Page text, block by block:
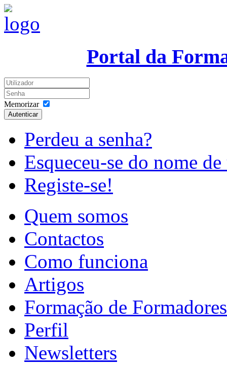
Portal da
Memorizar
Autenticar
Perdeu a senha?
Esqueceu-se do nome
Registe-se!
Quem somos
Contactos
Como funciona
Artigos
Formação de Formadores
Perfil
Newsletters